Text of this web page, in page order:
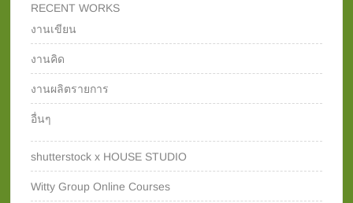
RECENT WORKS
งานเขียน
งานคิด
งานผลิตรายการ
อื่นๆ
shutterstock x HOUSE STUDIO
Witty Group Online Courses‎